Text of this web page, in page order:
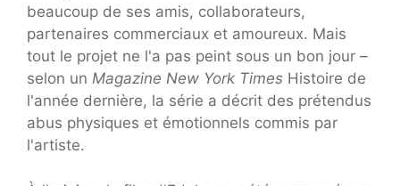
beaucoup de ses amis, collaborateurs,
partenaires commerciaux et amoureux. Mais
tout le projet ne l'a pas peint sous un bon jour –
selon un Magazine New York Times Histoire de
l'année dernière, la série a décrit des prétendus
abus physiques et émotionnels commis par
l'artiste.